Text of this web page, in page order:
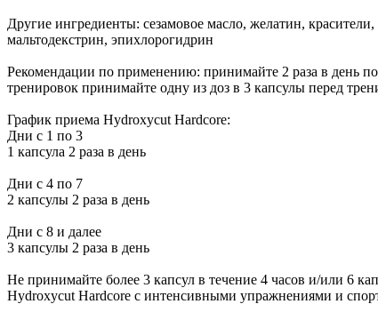
Другие ингредиенты: сезамовое масло, желатин,
мальтодекстрин, эпихлорогидрин
Рекомендации по применению: принимайте 2 раза в день
тренировок принимайте одну из доз в 3 капсулы перед
График приема Hydroxycut Hardcore:
Дни с 1 по 3
1 капсула 2 раза в день
Дни с 4 по 7
2 капсулы 2 раза в день
Дни с 8 и далее
3 капсулы 2 раза в день
Не принимайте более 3 капсул в течение 4 часов и/или 6
Hydroxycut Hardcore с интенсивными упражнениями и